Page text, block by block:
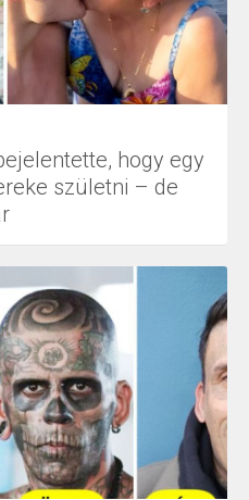
hogy egy
születni – de